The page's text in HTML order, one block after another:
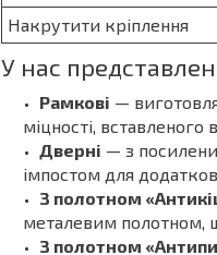
Накрутити кріплення
У нас
Рамкові —
міцності,
Дверні — з
імпостом для
З полотном
металевим полотном,
З полотном